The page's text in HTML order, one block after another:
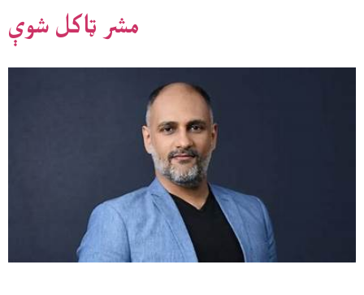
مشر ټاکل شوې